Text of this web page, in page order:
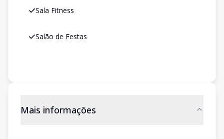
Sala Fitness
Salão de Festas
Mais informações